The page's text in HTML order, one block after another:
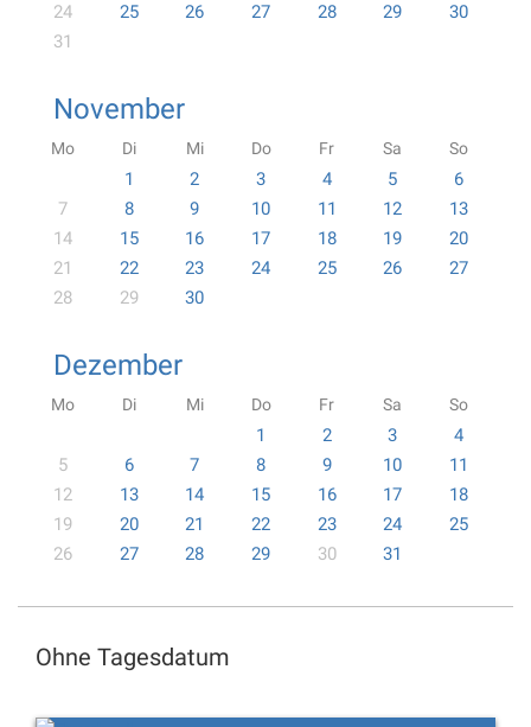
24
25 26 27 28 29
30
31
November
Mo Di Mi Do Fr Sa So
1 2 3 4 5
6
7
8 9 10 11 12
13
14
15 16 17 18 19
20
21
22 23 24 25 26
27
28
29 30
Dezember
Mo Di Mi Do Fr Sa So
1 2 3
4
5
6 7 8 9 10
11
12
13 14 15 16 17
18
19
20 21 22 23 24
25
26
27 28 29 30 31
Ohne Tagesdatum